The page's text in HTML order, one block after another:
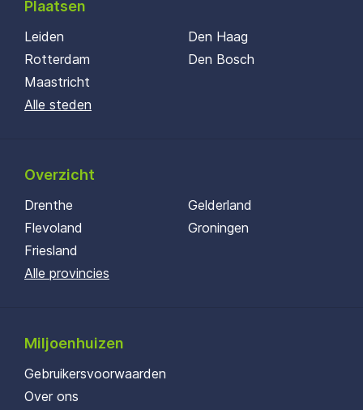
Plaatsen
Leiden
Rotterdam
Maastricht
Den Haag
Den Bosch
Alle steden
Overzicht
Drenthe
Flevoland
Friesland
Gelderland
Groningen
Alle provincies
Miljoenhuizen
Gebruikersvoorwaarden
Over ons